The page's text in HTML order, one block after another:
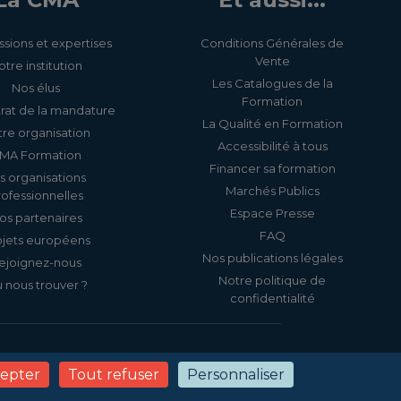
et expertises
institution
Nos élus
de la mandature
organisation
Formation
organisations
partenaires
européens
nous
nous trouver ?
Conditions Générales de
Vente
Les Catalogues de la
Formation
La Qualité en Formation
Accessibilité à tous
Financer sa formation
Marchés Publics
Espace Presse
FAQ
Nos publications légales
Notre politique de
confidentialité
Politique de confidentialité Gestion des cookies
Tout refuser
Personnaliser